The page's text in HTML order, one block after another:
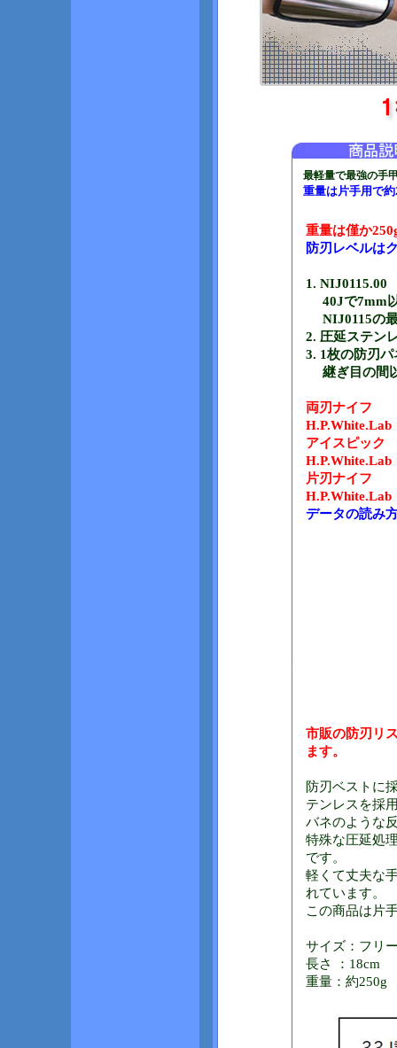
最軽量で最強の手
重量は片手用で
重量は僅か
防刃レベルは
1. NIJ0115.00
40Jで7mm以
NIJ0115の最
2. 圧延ステン
3. 1枚の防刃
継ぎ目の間
両刃ナイフ
H.P.White.Lab
アイスピック
H.P.White.Lab
片刃ナイフ
H.P.White.Lab
データの読み
市販の防刃リ
ます。
防刃ベストに
テンレスを採
バネのような
特殊な圧延処
です。
軽くて丈夫な
れています。
この商品は片
サイズ：フリ
長さ ：18cm
重量：約250g